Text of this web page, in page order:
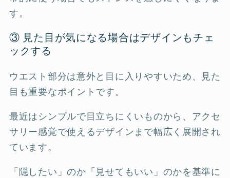
す。
③ 見た目が気になる場合はデザインもチェ
ックする
ウエスト部分は意外と目に入りやすいため、見た
目も重要なポイントです。
最近はシンプルで目立ちにくいものから、アクセ
サリー感覚で使えるデザインまで幅広く展開され
ています。
「隠したい」のか「見せてもいい」のかを基準に